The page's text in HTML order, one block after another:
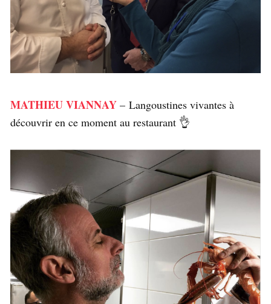
MATHIEU VIANNAY – Langoustines vivantes à
découvrir en ce moment au restaurant 👌